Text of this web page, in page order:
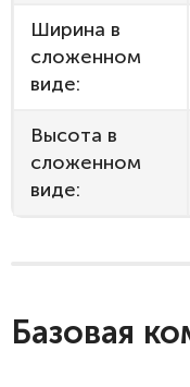
Ширина в
сложенном
виде:
Высота в
сложенном
виде:
Базовая